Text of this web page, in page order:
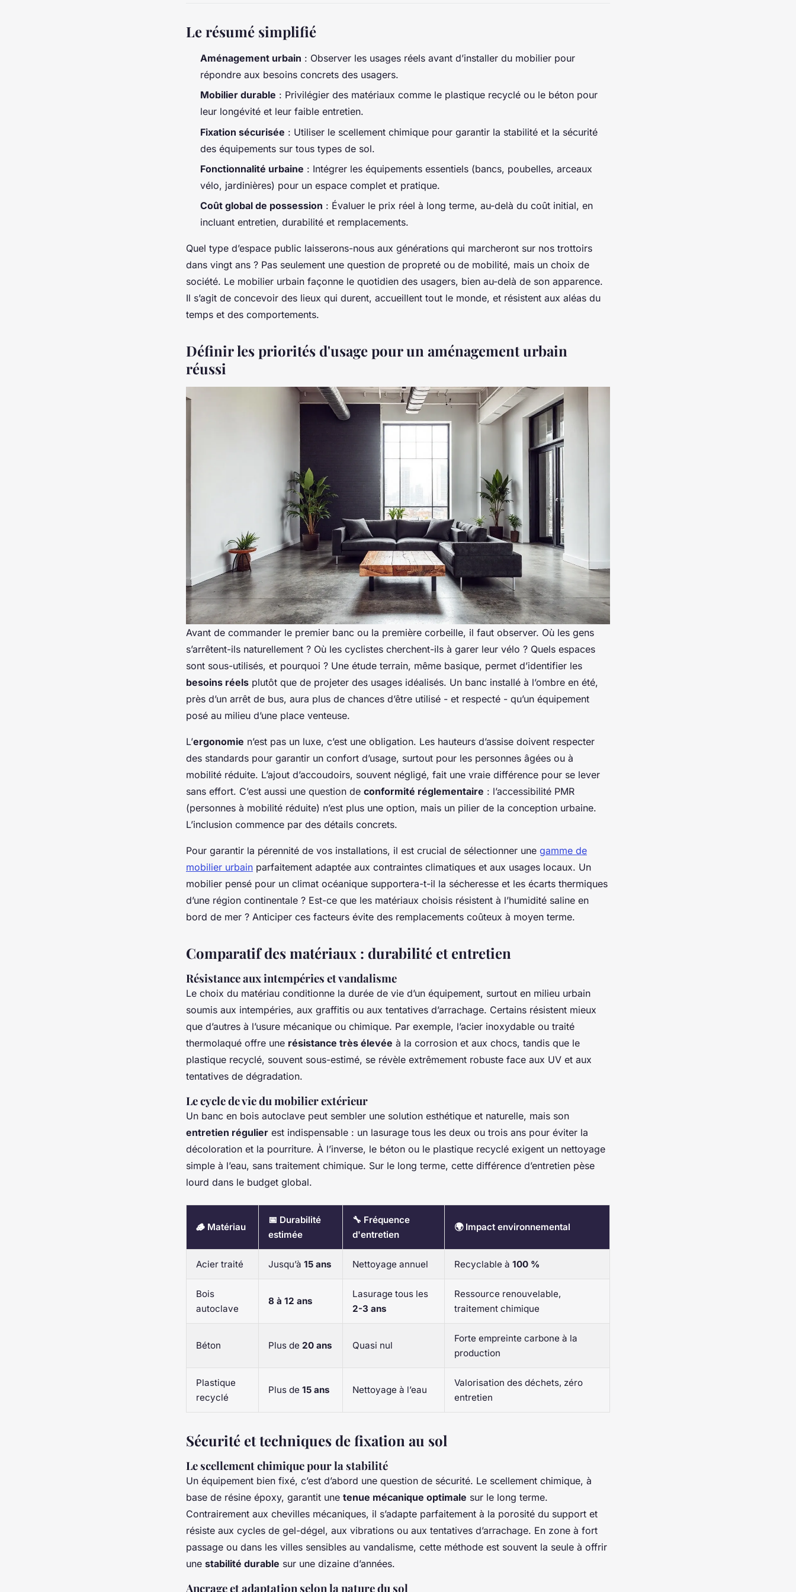
Le résumé simplifié
Aménagement urbain : Observer les usages réels avant d’installer du mobilier pour
répondre aux besoins concrets des usagers.
Mobilier durable : Privilégier des matériaux comme le plastique recyclé ou le béton pour
leur longévité et leur faible entretien.
Fixation sécurisée : Utiliser le scellement chimique pour garantir la stabilité et la sécurité
des équipements sur tous types de sol.
Fonctionnalité urbaine : Intégrer les équipements essentiels (bancs, poubelles, arceaux
vélo, jardinières) pour un espace complet et pratique.
Coût global de possession : Évaluer le prix réel à long terme, au-delà du coût initial, en
incluant entretien, durabilité et remplacements.
Quel type d’espace public laisserons-nous aux générations qui marcheront sur nos trottoirs
dans vingt ans ? Pas seulement une question de propreté ou de mobilité, mais un choix de
société. Le mobilier urbain façonne le quotidien des usagers, bien au-delà de son apparence.
Il s’agit de concevoir des lieux qui durent, accueillent tout le monde, et résistent aux aléas du
temps et des comportements.
Définir les priorités d'usage pour un aménagement urbain
réussi
Avant de commander le premier banc ou la première corbeille, il faut observer. Où les gens
s’arrêtent-ils naturellement ? Où les cyclistes cherchent-ils à garer leur vélo ? Quels espaces
sont sous-utilisés, et pourquoi ? Une étude terrain, même basique, permet d’identifier les
besoins réels plutôt que de projeter des usages idéalisés. Un banc installé à l’ombre en été,
près d’un arrêt de bus, aura plus de chances d’être utilisé - et respecté - qu’un équipement
posé au milieu d’une place venteuse.
L’ergonomie n’est pas un luxe, c’est une obligation. Les hauteurs d’assise doivent respecter
des standards pour garantir un confort d’usage, surtout pour les personnes âgées ou à
mobilité réduite. L’ajout d’accoudoirs, souvent négligé, fait une vraie différence pour se lever
sans effort. C’est aussi une question de conformité réglementaire : l’accessibilité PMR
(personnes à mobilité réduite) n’est plus une option, mais un pilier de la conception urbaine.
L’inclusion commence par des détails concrets.
Pour garantir la pérennité de vos installations, il est crucial de sélectionner une gamme de
mobilier urbain parfaitement adaptée aux contraintes climatiques et aux usages locaux. Un
mobilier pensé pour un climat océanique supportera-t-il la sécheresse et les écarts thermiques
d’une région continentale ? Est-ce que les matériaux choisis résistent à l’humidité saline en
bord de mer ? Anticiper ces facteurs évite des remplacements coûteux à moyen terme.
Comparatif des matériaux : durabilité et entretien
Résistance aux intempéries et vandalisme
Le choix du matériau conditionne la durée de vie d’un équipement, surtout en milieu urbain
soumis aux intempéries, aux graffitis ou aux tentatives d’arrachage. Certains résistent mieux
que d’autres à l’usure mécanique ou chimique. Par exemple, l’acier inoxydable ou traité
thermolaqué offre une résistance très élevée à la corrosion et aux chocs, tandis que le
plastique recyclé, souvent sous-estimé, se révèle extrêmement robuste face aux UV et aux
tentatives de dégradation.
Le cycle de vie du mobilier extérieur
Un banc en bois autoclave peut sembler une solution esthétique et naturelle, mais son
entretien régulier est indispensable : un lasurage tous les deux ou trois ans pour éviter la
décoloration et la pourriture. À l’inverse, le béton ou le plastique recyclé exigent un nettoyage
simple à l’eau, sans traitement chimique. Sur le long terme, cette différence d’entretien pèse
lourd dans le budget global.
🪵 Matériau
📅 Durabilité
estimée
🔧 Fréquence
d'entretien
🌍 Impact environnemental
Acier traité Jusqu’à 15 ans Nettoyage annuel Recyclable à 100 %
Bois
autoclave
8 à 12 ans
Lasurage tous les
2-3 ans
Ressource renouvelable,
traitement chimique
Béton Plus de 20 ans Quasi nul
Forte empreinte carbone à la
production
Plastique
recyclé
Plus de 15 ans Nettoyage à l’eau
Valorisation des déchets, zéro
entretien
Sécurité et techniques de fixation au sol
Le scellement chimique pour la stabilité
Un équipement bien fixé, c’est d’abord une question de sécurité. Le scellement chimique, à
base de résine époxy, garantit une tenue mécanique optimale sur le long terme.
Contrairement aux chevilles mécaniques, il s’adapte parfaitement à la porosité du support et
résiste aux cycles de gel-dégel, aux vibrations ou aux tentatives d’arrachage. En zone à fort
passage ou dans les villes sensibles au vandalisme, cette méthode est souvent la seule à offrir
une stabilité durable sur une dizaine d’années.
Ancrage et adaptation selon la nature du sol